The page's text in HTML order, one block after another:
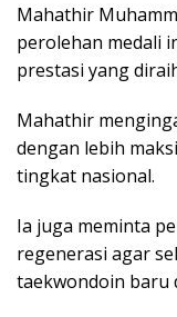
Mahathir
perolehan medali
prestasi yang
Mahathir
dengan lebih
tingkat nasional.
Ia juga meminta
regenerasi agar
taekwondoin baru